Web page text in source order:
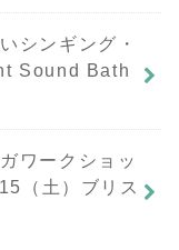
シンギング・
Sound Bath
ワークショッ
（土）ブリス